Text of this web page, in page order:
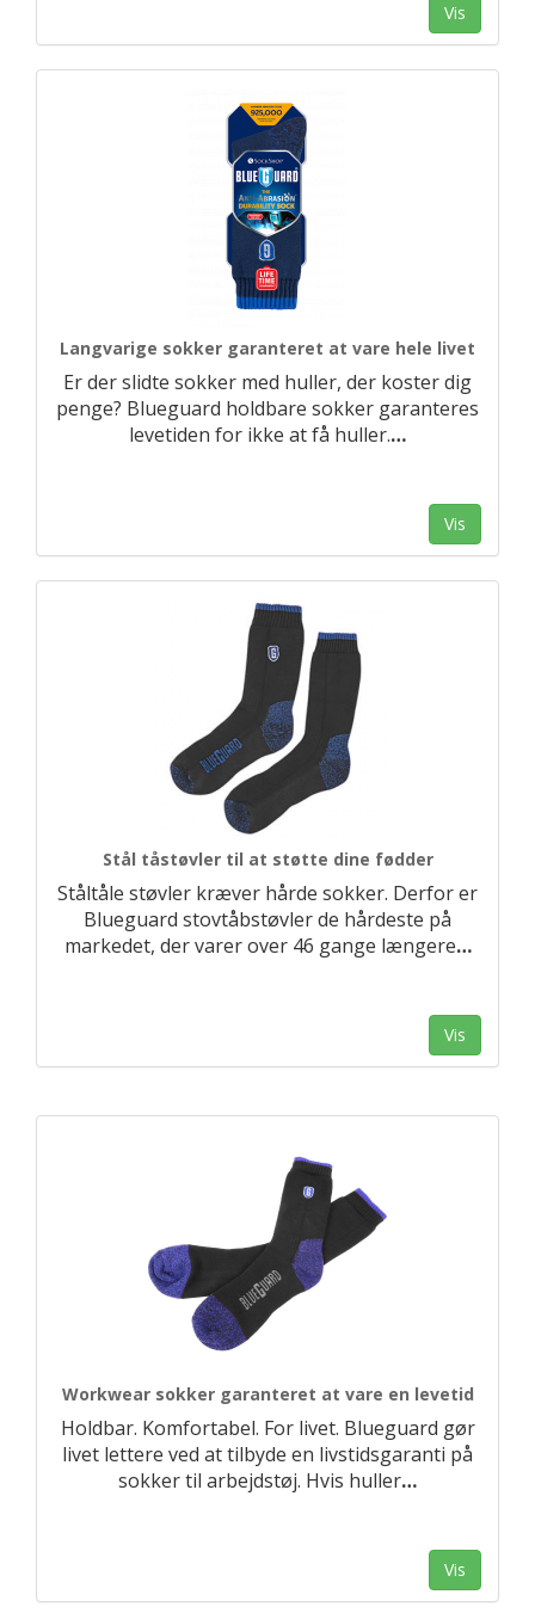
Vis
Langvarige sokker garanteret at vare hele livet
Er der slidte sokker med huller, der koster dig
penge? Blueguard holdbare sokker garanteres
levetiden for ikke at få huller.…
Vis
Stål tåstøvler til at støtte dine fødder
Ståltåle støvler kræver hårde sokker. Derfor er
Blueguard stovtåbstøvler de hårdeste på
markedet, der varer over 46 gange længere…
Vis
Workwear sokker garanteret at vare en levetid
Holdbar. Komfortabel. For livet. Blueguard gør
livet lettere ved at tilbyde en livstidsgaranti på
sokker til arbejdstøj. Hvis huller…
Vis